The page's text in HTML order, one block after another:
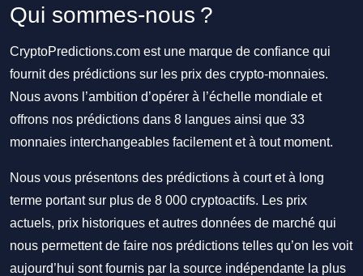
Qui sommes-nous ?
CryptoPredictions.com est une marque de confiance qui
fournit des prédictions sur les prix des crypto-monnaies.
Nous avons l’ambition d’opérer à l’échelle mondiale et
offrons nos prédictions dans 8 langues ainsi que 33
monnaies interchangeables facilement et à tout moment.
Nous vous présentons des prédictions à court et à long
terme portant sur plus de 8 000 cryptoactifs. Les prix
actuels, prix historiques et autres données de marché qui
nous permettent de faire nos prédictions telles qu’on les voit
aujourd’hui sont fournis par la source indépendante la plus